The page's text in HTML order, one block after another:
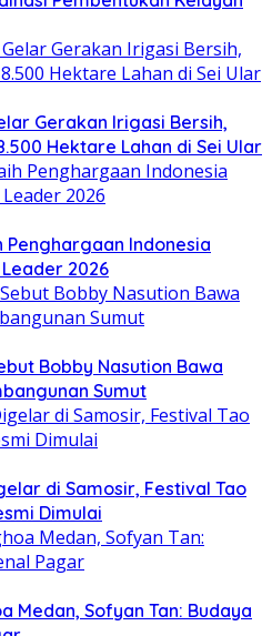
Gerakan Irigasi Bersih,
Hektare Lahan di Sei Ular
Penghargaan Indonesia
2026
Bobby Nasution Bawa
Sumut
di Samosir, Festival Tao
Dimulai
Medan, Sofyan Tan: Budaya